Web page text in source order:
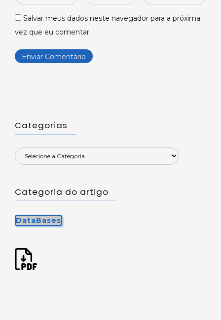
Salvar meus dados neste navegador para a próxima
vez que eu comentar.
Categorias
Categoria do artigo
DataBases